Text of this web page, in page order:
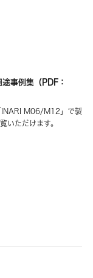
事例集（PDF：
INARI M06/M12」で製
いただけます。